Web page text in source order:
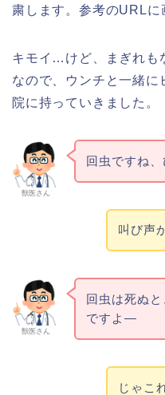
粛します。参考のURLに
キモイ…けど、まぎれも
なので、ウンチと一緒に
院に持っていきました。
獣医さん
回虫ですね
叫び声
獣医さん
回虫は死ぬ
ですよ―
じゃこ